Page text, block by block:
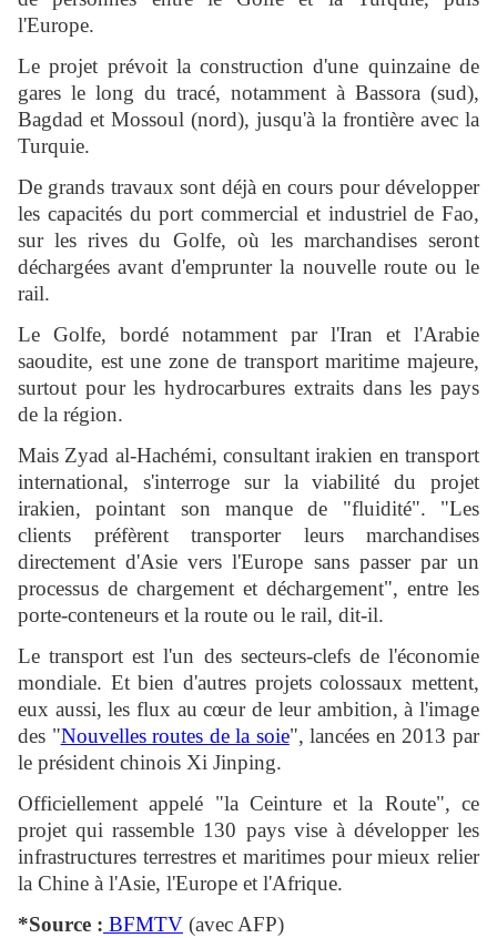
l'Europe.
Le projet prévoit la construction d'une quinzaine de
gares le long du tracé, notamment à Bassora (sud),
Bagdad et Mossoul (nord), jusqu'à la frontière avec la
Turquie.
De grands travaux sont déjà en cours pour développer
les capacités du port commercial et industriel de Fao,
sur les rives du Golfe, où les marchandises seront
déchargées avant d'emprunter la nouvelle route ou le
rail.
Le Golfe, bordé notamment par l'Iran et l'Arabie
saoudite, est une zone de transport maritime majeure,
surtout pour les hydrocarbures extraits dans les pays
de la région.
Mais Zyad al-Hachémi, consultant irakien en transport
international, s'interroge sur la viabilité du projet
irakien, pointant son manque de "fluidité". "Les
clients préfèrent transporter leurs marchandises
directement d'Asie vers l'Europe sans passer par un
processus de chargement et déchargement", entre les
porte-conteneurs et la route ou le rail, dit-il.
Le transport est l'un des secteurs-clefs de l'économie
mondiale. Et bien d'autres projets colossaux mettent,
eux aussi, les flux au cœur de leur ambition, à l'image
des "Nouvelles routes de la soie", lancées en 2013 par
le président chinois Xi Jinping.
Officiellement appelé "la Ceinture et la Route", ce
projet qui rassemble 130 pays vise à développer les
infrastructures terrestres et maritimes pour mieux relier
la Chine à l'Asie, l'Europe et l'Afrique.
*Source : BFMTV (avec AFP)